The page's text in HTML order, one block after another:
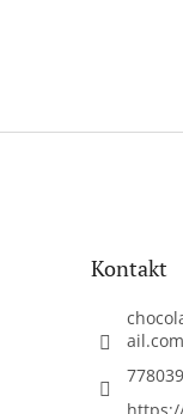
Kontakt
ail.com